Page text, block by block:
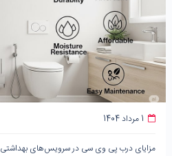
1 مرداد 1404
مزایای درب پی وی سی در سرویس‌های بهداشتی